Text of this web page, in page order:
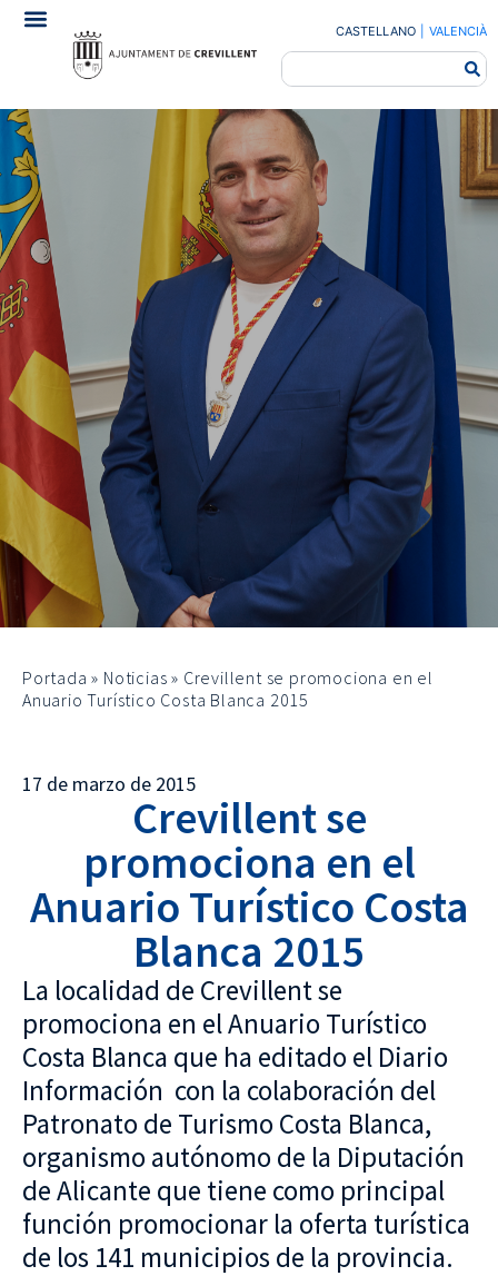
CASTELLANO VALENCIÀ
Portada » Noticias » Crevillent se promociona en el
Anuario Turístico Costa Blanca 2015
17 de marzo de 2015
Crevillent se
promociona en el
Anuario Turístico Costa
Blanca 2015
La localidad de Crevillent se
promociona en el Anuario Turístico
Costa Blanca que ha editado el Diario
Información con la colaboración del
Patronato de Turismo Costa Blanca,
organismo autónomo de la Diputación
de Alicante que tiene como principal
función promocionar la oferta turística
de los 141 municipios de la provincia.